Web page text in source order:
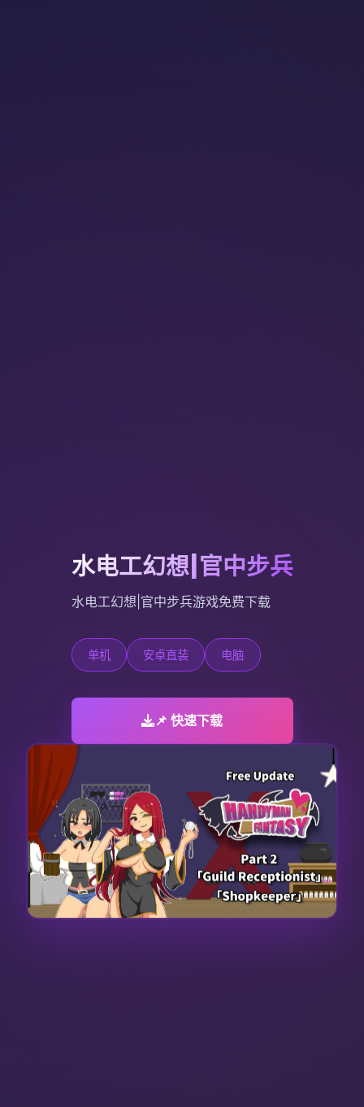
水电工幻想|官中步兵
水电工幻想|官中步兵游戏免费下载
单机 安卓直装 电脑
📌 快速下载